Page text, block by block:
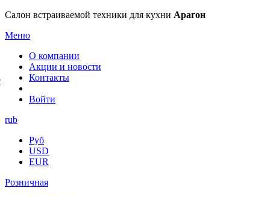
Салон встраиваемой техники для кухни Арагон
Меню
О компании
Акции и новости
Контакты
Войти
rub
Руб
USD
EUR
Розничная